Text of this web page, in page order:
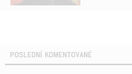
POSLEDNÍ KOMENTOVANÉ